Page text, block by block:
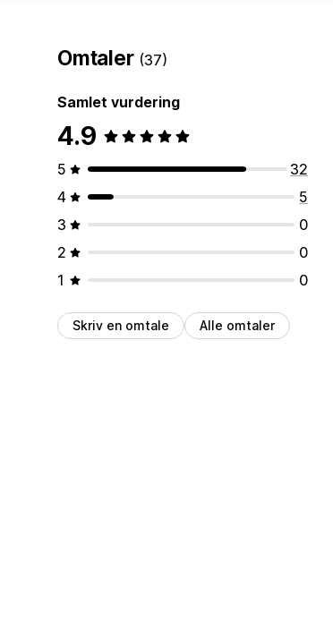
Omtaler (37)
Samlet vurdering
4.9
5
32
4
5
3
0
2
0
1
0
Skriv en omtale Alle omtaler